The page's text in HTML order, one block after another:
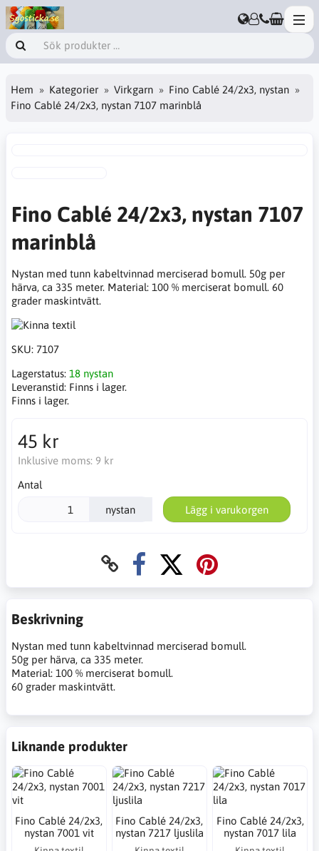
Hem Kategorier Virkgarn
Fino Cablé 24/2x3, nystan
Fino Cablé 24/2x3, nystan 7107 marinblå
Fino Cablé 24/2x3, nystan 7107
marinblå
Nystan med tunn kabeltvinnad merciserad bomull. 50g per
härva, ca 335 meter. Material: 100 % merciserat bomull. 60
grader maskintvätt.
SKU: 7107
Lagerstatus: 18 nystan
Leveranstid: Finns i lager.
Finns i lager.
45 kr
Inklusive moms: 9 kr
Antal
nystan Lägg i varukorgen
Beskrivning
Nystan med tunn kabeltvinnad merciserad bomull.
50g per härva, ca 335 meter.
Material: 100 % merciserat bomull.
60 grader maskintvätt.
Liknande produkter
Fino Cablé 24/2x3,
nystan 7001 vit
Fino Cablé 24/2x3,
nystan 7217 ljuslila
Fino Cablé 24/2x3,
nystan 7017 lila